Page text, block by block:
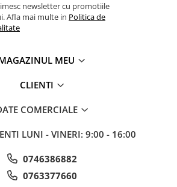
newsletter cu promotiile
Afla mai multe in Politica de
MEU
CLIENTI
COMERCIALE
LUNI - VINERI: 9:00 - 16:00
0746386882
0763377660